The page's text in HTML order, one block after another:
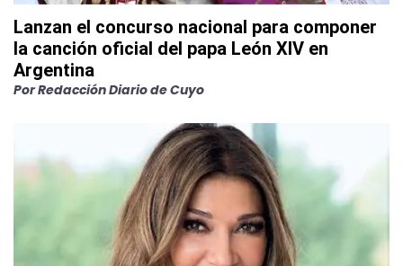
Lanzan el concurso nacional para componer
la canción oficial del papa León XIV en
Argentina
PorRedacción Diario de Cuyo